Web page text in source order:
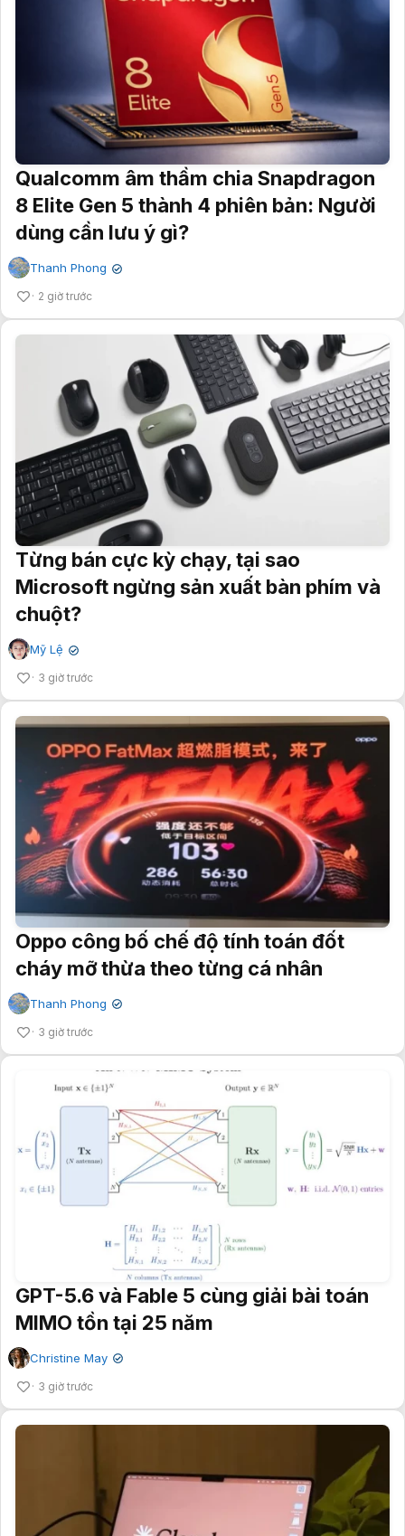
Qualcomm âm thầm chia Snapdragon
8 Elite Gen 5 thành 4 phiên bản: Người
dùng cần lưu ý gì?
Thanh Phong ✔
2 giờ trước
Từng bán cực kỳ chạy, tại sao
Microsoft ngừng sản xuất bàn phím và
chuột?
Mỹ Lệ ✔
3 giờ trước
Oppo công bố chế độ tính toán đốt
cháy mỡ thừa theo từng cá nhân
Thanh Phong ✔
3 giờ trước
GPT-5.6 và Fable 5 cùng giải bài toán
MIMO tồn tại 25 năm
Christine May ✔
3 giờ trước